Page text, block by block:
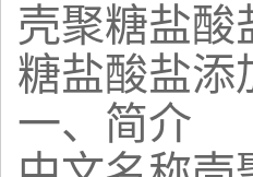
壳聚糖盐酸
糖盐酸盐添
一、简介